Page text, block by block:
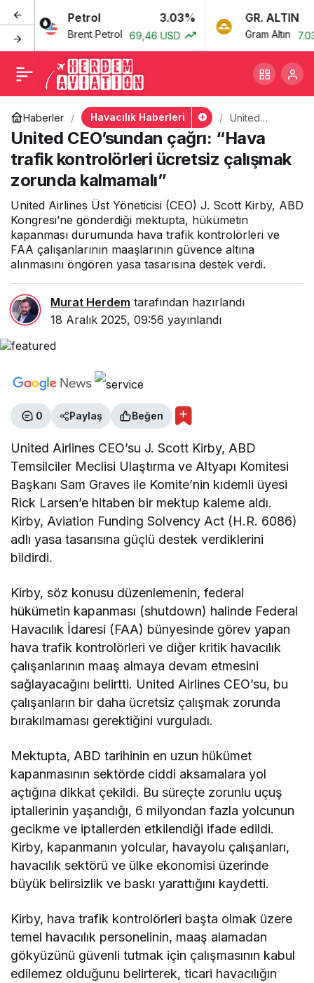
Petrol 3.03%
Brent Petrol 69,46 USD
GR. ALTIN
Gram Altın
Haberler Havacılık Haberleri
United
CEO’sundan
çağrı: “Hava
trafik
kontrolörleri
zorunda
kalmamalı”
United CEO’sundan çağrı: “Hava
trafik kontrolörleri ücretsiz çalışmak
zorunda kalmamalı”
United Airlines Üst Yöneticisi (CEO) J. Scott Kirby, ABD
Kongresi’ne gönderdiği mektupta, hükümetin
kapanması durumunda hava trafik kontrolörleri ve
FAA çalışanlarının maaşlarının güvence altına
alınmasını öngören yasa tasarısına destek verdi.
Murat Herdem tarafından hazırlandı
18 Aralık 2025, 09:56 yayınlandı
0 Paylaş Beğen
United Airlines CEO’su J. Scott Kirby, ABD
Temsilciler Meclisi Ulaştırma ve Altyapı Komitesi
Başkanı Sam Graves ile Komite’nin kıdemli üyesi
Rick Larsen’e hitaben bir mektup kaleme aldı.
Kirby, Aviation Funding Solvency Act (H.R. 6086)
adlı yasa tasarısına güçlü destek verdiklerini
bildirdi.
Kirby, söz konusu düzenlemenin, federal
hükümetin kapanması (shutdown) halinde Federal
Havacılık İdaresi (FAA) bünyesinde görev yapan
hava trafik kontrolörleri ve diğer kritik havacılık
çalışanlarının maaş almaya devam etmesini
sağlayacağını belirtti. United Airlines CEO’su, bu
çalışanların bir daha ücretsiz çalışmak zorunda
bırakılmaması gerektiğini vurguladı.
Mektupta, ABD tarihinin en uzun hükümet
kapanmasının sektörde ciddi aksamalara yol
açtığına dikkat çekildi. Bu süreçte zorunlu uçuş
iptallerinin yaşandığı, 6 milyondan fazla yolcunun
gecikme ve iptallerden etkilendiği ifade edildi.
Kirby, kapanmanın yolcular, havayolu çalışanları,
havacılık sektörü ve ülke ekonomisi üzerinde
büyük belirsizlik ve baskı yarattığını kaydetti.
Kirby, hava trafik kontrolörleri başta olmak üzere
temel havacılık personelinin, maaş alamadan
gökyüzünü güvenli tutmak için çalışmasının kabul
edilemez olduğunu belirterek, ticari havacılığın
United CEO’sundan çağrı:
“Hava trafik kontrolörleri
ücretsiz çalışmak zorunda
kalmamalı”
0